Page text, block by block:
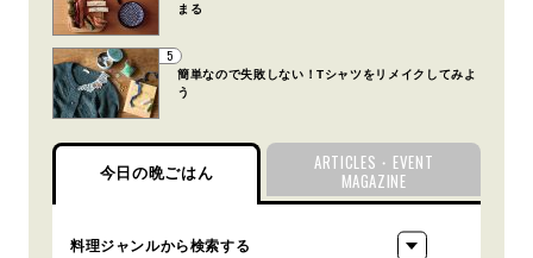
まる
5
簡単なので失敗しない！Tシャツをリメイクしてみよ
う
今日の晩ごはん
ARTICLES・EVENT
MAGAZINE